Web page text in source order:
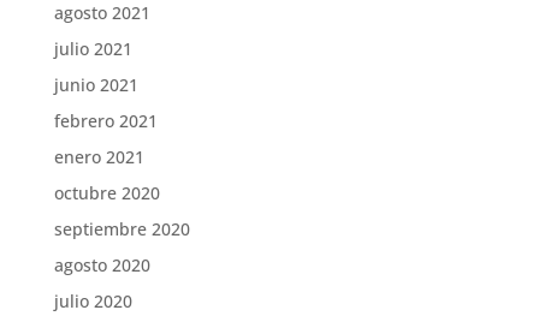
agosto 2021
julio 2021
junio 2021
febrero 2021
enero 2021
octubre 2020
septiembre 2020
agosto 2020
julio 2020